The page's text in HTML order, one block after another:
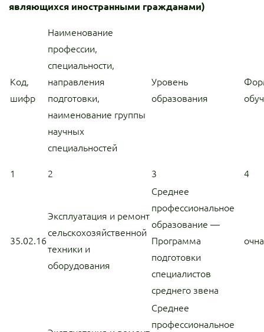
являющихся иностранными гражданами)
Код,
шифр
Наименование
профессии,
специальности,
направления
подготовки,
наименование группы
научных
специальностей
Уровень
образования
1 2 3 4
35.02.16
Эксплуатация и ремонт
сельскохозяйственной
техники и
оборудования
Среднее
профессиональное
образование —
Программа
подготовки
специалистов
среднего звена
Среднее
профессиональное